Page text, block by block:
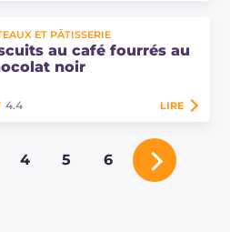
petits gâteaux moelleux,
d'une ganache aromatique
noir.
ET PÂTISSERIE
au café fourrés au
noir
comment préparer de
biscuits au café avec un
fondant de chocolat noir. Une
4.4 LIRE
4 5 6